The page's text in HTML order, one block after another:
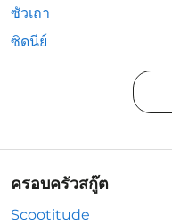
ซัวเถา
ซิดนีย์
ครอบครัวสกู๊ต
Scootitude